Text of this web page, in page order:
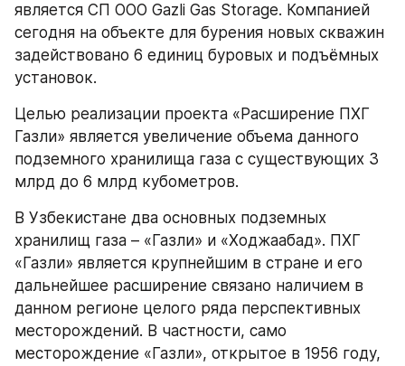
является СП ООО Gazli Gas Storage. Компанией
сегодня на объекте для бурения новых скважин
задействовано 6 единиц буровых и подъёмных
установок.
Целью реализации проекта «Расширение ПХГ
Газли» является увеличение объема данного
подземного хранилища газа с существующих 3
млрд до 6 млрд кубометров.
В Узбекистане два основных подземных
хранилищ газа – «Газли» и «Ходжаабад». ПХГ
«Газли» является крупнейшим в стране и его
дальнейшее расширение связано наличием в
данном регионе целого ряда перспективных
месторождений. В частности, само
месторождение «Газли», открытое в 1956 году,